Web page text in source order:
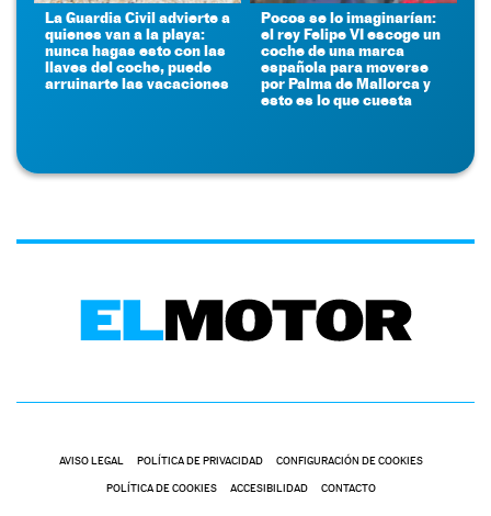
La Guardia Civil advierte a
quienes van a la playa:
nunca hagas esto con las
llaves del coche, puede
arruinarte las vacaciones
Pocos se lo imaginarían:
el rey Felipe VI escoge un
coche de una marca
española para moverse
por Palma de Mallorca y
esto es lo que cuesta
AVISO LEGAL POLÍTICA DE PRIVACIDAD CONFIGURACIÓN DE COOKIES
POLÍTICA DE COOKIES ACCESIBILIDAD CONTACTO